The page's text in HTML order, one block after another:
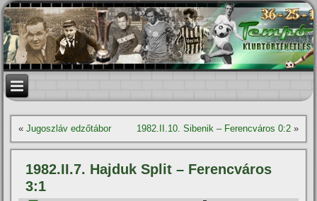
«Jugoszláv edzőtábor 1982.II.10. Sibenik – Ferencváros 0:2»
1982.II.7. Hajduk Split – Ferencváros
3:1